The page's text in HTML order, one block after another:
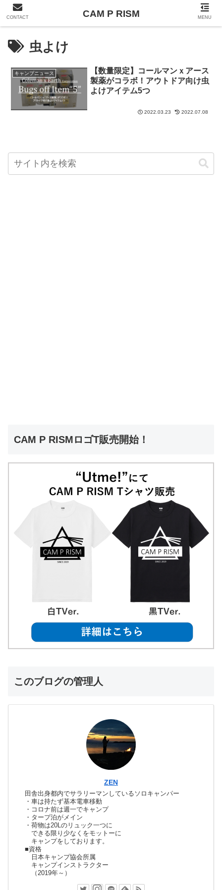
虫よけ
キャンプニュース
【数量限定】コールマンｘアース
製薬がコラボ！アウトドア向け虫
よけアイテム5つ
2022.03.23 2022.07.08
CAM P RISMロゴT販売開始！
このブログの管理人
ZEN
田舎出身都内でサラリーマンしているソロキャンパー
・車は持たず基本電車移動
・コロナ前は週一でキャンプ
・タープ泊がメイン
・荷物は20Lのリュック一つに
できる限り少なくをモットーに
キャンプをしております。
■資格
日本キャンプ協会所属
キャンプインストラクター
（2019年～）
CONTACT CAM P RISM MENU